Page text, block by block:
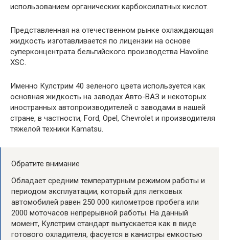
использованием органических карбоксилатных кислот.
Представленная на отечественном рынке охлаждающая
жидкость изготавливается по лицензии на основе
суперконцентрата бельгийского производства Havoline
XSC.
Именно Кулстрим 40 зеленого цвета используется как
основная жидкость на заводах Авто-ВАЗ и некоторых
иностранных автопроизводителей с заводами в нашей
стране, в частности, Ford, Opel, Chevrolet и производителя
тяжелой техники Kamatsu.
Обратите внимание
Обладает средним температурным режимом работы и
периодом эксплуатации, который для легковых
автомобилей равен 250 000 километров пробега или
2000 моточасов непрерывной работы. На данный
момент, Кулстрим стандарт выпускается как в виде
готового охладителя, фасуется в канистры емкостью